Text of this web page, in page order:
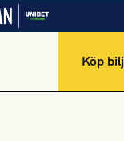
Köp